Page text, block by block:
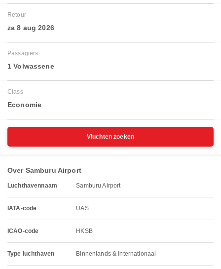
Retour
za 8 aug 2026
Passagiers
1 Volwassene
Class
Economie
Vluchten zoeken
Over Samburu Airport
Luchthavennaam Samburu Airport
IATA-code UAS
ICAO-code HKSB
Type luchthaven Binnenlands & Internationaal